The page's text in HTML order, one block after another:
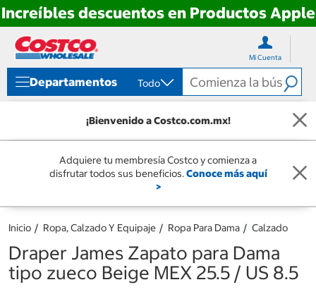
Increíbles descuentos en Productos Apple
directo
contenido
directo
menú
navegación
Mi Cuenta
Departamentos Todo
¡Bienvenido a Costco.com.mx!
Adquiere tu membresía Costco y comienza a
disfrutar todos sus beneficios.Conoce más aquí
>
Inicio Ropa, Calzado Y Equipaje Ropa Para Dama Calzado
Draper James Zapato para Dama
tipo zueco Beige MEX 25.5 / US 8.5